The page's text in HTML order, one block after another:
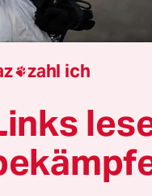
zahl ich